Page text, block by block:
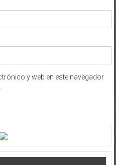
y web en este navegador